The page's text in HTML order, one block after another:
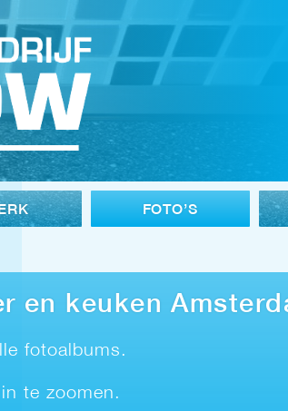
FOTO’S
en keuken
fotoalbums.
te zoomen.